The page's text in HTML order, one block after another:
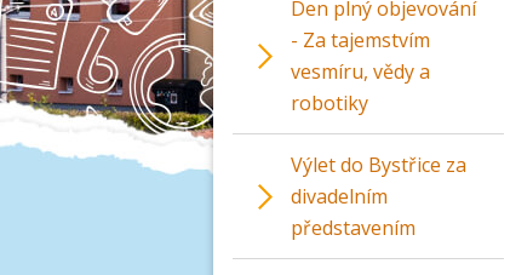
Den plný objevování
- Za tajemstvím
vesmíru, vědy a
robotiky
Výlet do Bystřice za
divadelním
představením